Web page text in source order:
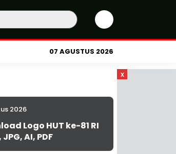
07 AGUSTUS 2026
x
2026
Logo HUT ke-81 RI
AI, PDF